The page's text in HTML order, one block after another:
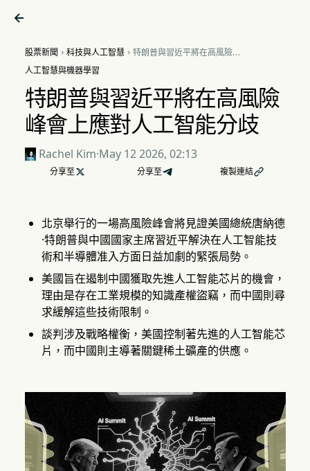

股票新聞  科技與人工智慧 特朗普與習近平將在高風險峰
人工智慧與機器學習
特朗普與習近平將在高風險
峰會上應對人工智能分歧
Rachel Kim·May 12 2026, 02:13
分享至  分享至 複製連結
北京舉行的一場高風險峰會將見證美國總統唐納德
·特朗普與中國國家主席習近平解決在人工智能技
術和半導體准入方面日益加劇的緊張局勢。
美國旨在遏制中國獲取先進人工智能芯片的機會，
理由是存在工業規模的知識產權盜竊，而中國則尋
求緩解這些技術限制。
談判涉及戰略權衡，美國控制著先進的人工智能芯
片，而中國則主導著關鍵稀土礦產的供應。